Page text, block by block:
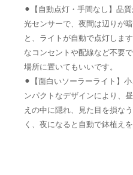
⚫︎【自動点灯・手間なし】品
光センサーで、夜間は辺りが
と、ライトが自動で点灯しま
なコンセントや配線など不要
場所に置いてもいいです。
⚫︎【面白いソーラーライト】
ンパクトなデザインにより、
えの中に隠れ、見た目を損な
く、夜になると自動で鉢植え